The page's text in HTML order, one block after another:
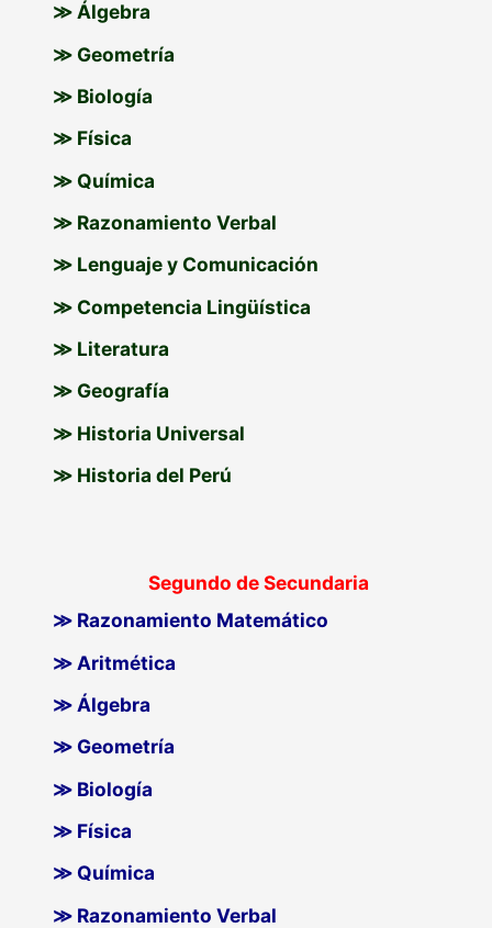
≫ Álgebra
≫ Geometría
≫ Biología
≫ Física
≫ Química
≫ Razonamiento Verbal
≫ Lenguaje y Comunicación
≫ Competencia Lingüística
≫ Literatura
≫ Geografía
≫ Historia Universal
≫ Historia del Perú
Segundo de Secundaria
≫ Razonamiento Matemático
≫ Aritmética
≫ Álgebra
≫ Geometría
≫ Biología
≫ Física
≫ Química
≫ Razonamiento Verbal